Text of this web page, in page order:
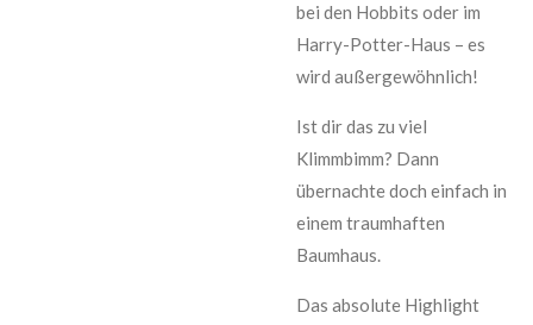
bei den Hobbits oder im
Harry-Potter-Haus – es
wird außergewöhnlich!
Ist dir das zu viel
Klimmbimm? Dann
übernachte doch einfach in
einem traumhaften
Baumhaus.
Das absolute Highlight